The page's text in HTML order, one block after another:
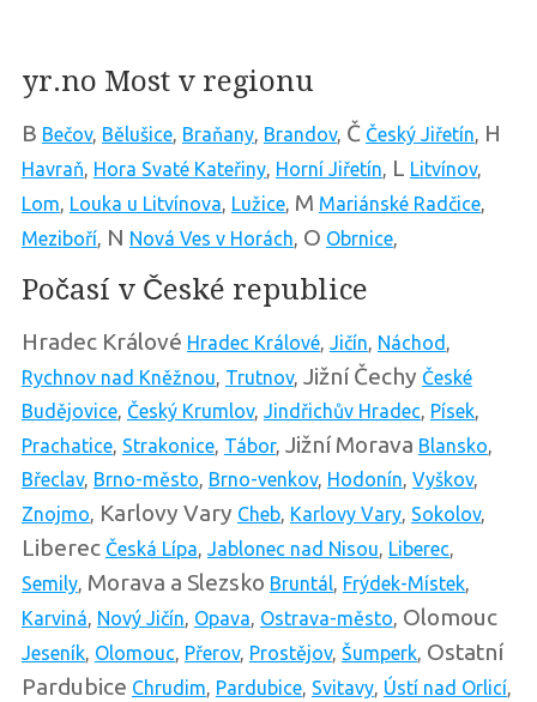
yr.no Most v regionu
B Bečov, Bělušice, Braňany, Brandov, Č Český Jiřetín, H
Havraň, Hora Svaté Kateřiny, Horní Jiřetín, L Litvínov,
Lom, Louka u Litvínova, Lužice, M Mariánské Radčice,
Meziboří, N Nová Ves v Horách, O Obrnice,
Počasí v České republice
Hradec Králové Hradec Králové, Jičín, Náchod ,
Rychnov nad Kněžnou, Trutnov, Jižní Čechy České
Budějovice, Český Krumlov, Jindřichův Hradec, Písek,
Prachatice, Strakonice, Tábor, Jižní Morava Blansko,
Břeclav, Brno-město, Brno-venkov, Hodonín, Vyškov,
Znojmo, Karlovy Vary Cheb, Karlovy Vary, Sokolov,
Liberec Česká Lípa, Jablonec nad Nisou, Liberec,
Semily, Morava a Slezsko Bruntál, Frýdek-Místek,
Karviná, Nový Jičín, Opava, Ostrava-město, Olomouc
Jeseník, Olomouc, Přerov, Prostějov, Šumperk, Ostatní
Pardubice Chrudim, Pardubice, Svitavy, Ústí nad Orlicí,